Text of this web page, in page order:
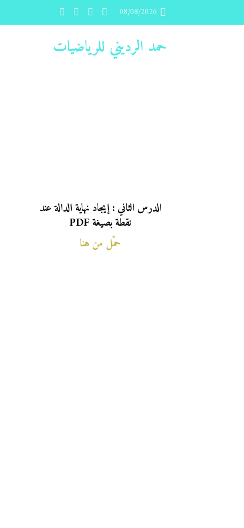
08/08/2026
حمد الرديني للرياضيات
الدرس الثاني : إيجاد نهاية الدالة عند
نقطة بصيغة PDF
حمّل من هنا